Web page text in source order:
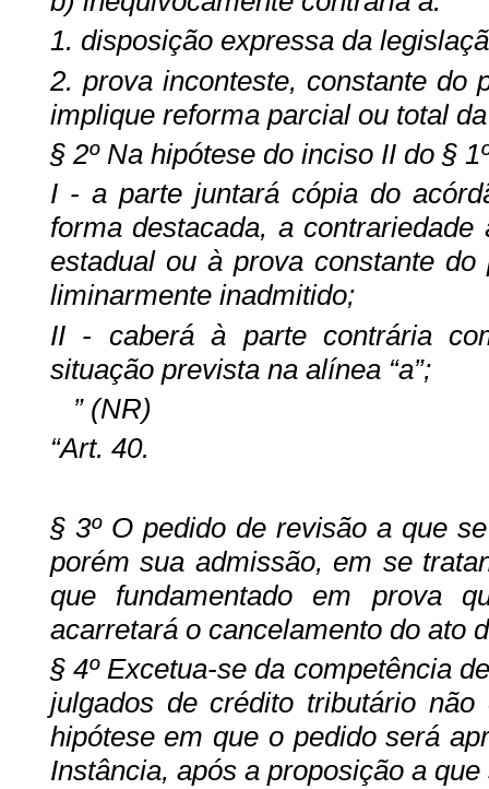
1. disposição expressa da
2. prova inconteste, constante do
implique reforma parcial ou total
§ 2º Na hipótese do inciso II do §
I - a parte juntará cópia do
forma destacada, a
estadual ou à prova constante
liminarmente inadmitido;
II - caberá à parte contrária
situação prevista na alínea “a”;
” (NR)
“Art. 40.
§ 3º O pedido de revisão a que
porém sua admissão, em se
que fundamentado em prova
acarretará o cancelamento do ato
§ 4º Excetua-se da competência
julgados de crédito tributário
hipótese em que o pedido será
Instância, após a proposição a que